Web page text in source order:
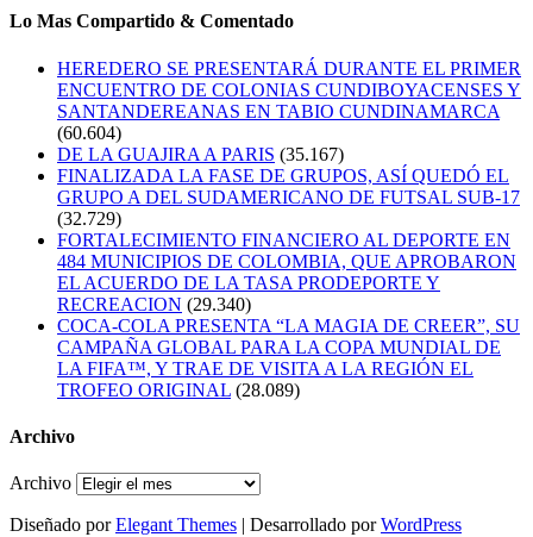
Lo Mas Compartido & Comentado
HEREDERO SE PRESENTARÁ DURANTE EL PRIMER
ENCUENTRO DE COLONIAS CUNDIBOYACENSES Y
SANTANDEREANAS EN TABIO CUNDINAMARCA
(60.604)
DE LA GUAJIRA A PARIS (35.167)
FINALIZADA LA FASE DE GRUPOS, ASÍ QUEDÓ EL
GRUPO A DEL SUDAMERICANO DE FUTSAL SUB-17
(32.729)
FORTALECIMIENTO FINANCIERO AL DEPORTE EN
484 MUNICIPIOS DE COLOMBIA, QUE APROBARON
EL ACUERDO DE LA TASA PRODEPORTE Y
RECREACION (29.340)
COCA-COLA PRESENTA “LA MAGIA DE CREER”, SU
CAMPAÑA GLOBAL PARA LA COPA MUNDIAL DE
LA FIFA™, Y TRAE DE VISITA A LA REGIÓN EL
TROFEO ORIGINAL (28.089)
Archivo
Archivo
Diseñado porElegant Themes | Desarrollado porWordPress